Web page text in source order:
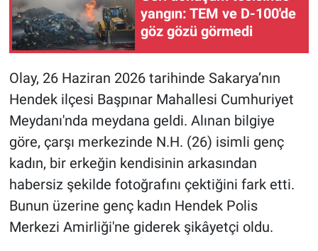
yangın: TEM ve D-100'de
göz gözü görmedi
Olay, 26 Haziran 2026 tarihinde Sakarya’nın
Hendek ilçesi Başpınar Mahallesi Cumhuriyet
Meydanı'nda meydana geldi. Alınan bilgiye
göre, çarşı merkezinde N.H. (26) isimli genç
kadın, bir erkeğin kendisinin arkasından
habersiz şekilde fotoğrafını çektiğini fark etti.
Bunun üzerine genç kadın Hendek Polis
Merkezi Amirliği'ne giderek şikâyetçi oldu.